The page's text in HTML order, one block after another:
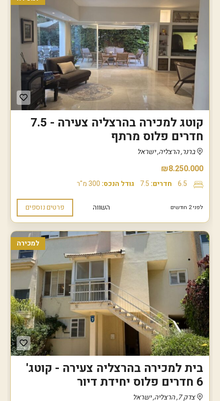
קוטג למכירה בהרצליה צעירה - 7.5
חדרים פלוס מרתף
ברנר, הרצליה, ישראל
₪8.250.000
6.5 חדרים: 7.5 גודל הנכס: 300 מ"ר
לפני 2 חודשים השווה פרטים נוספים
למכירה
בית למכירה בהרצליה צעירה - קוטג'
6 חדרים פלוס יחידת דיור
צדק 7, הרצליה, ישראל